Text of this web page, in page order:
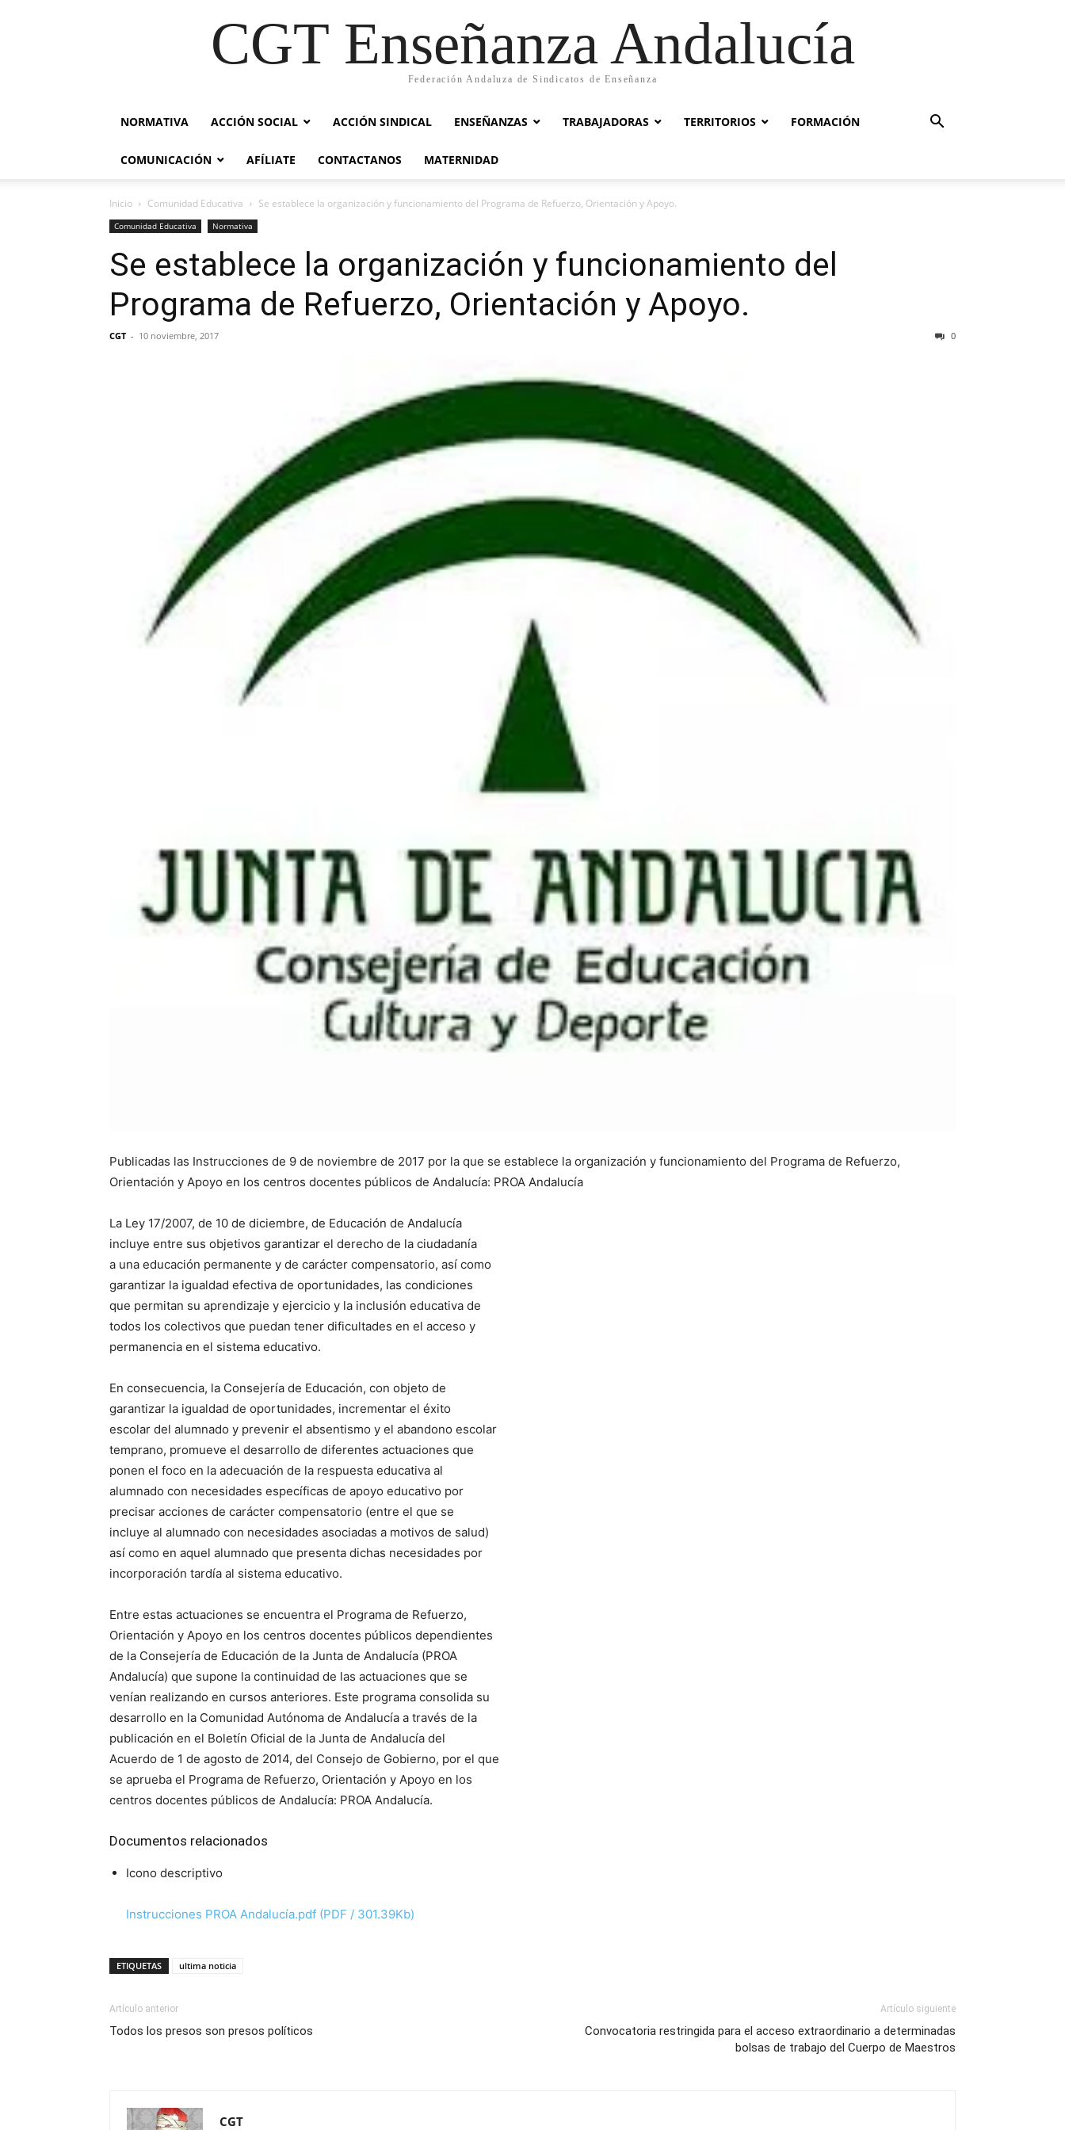
CGT Enseñanza Andalucía
Federación Andaluza de Sindicatos de Enseñanza
NORMATIVA ACCIÓN SOCIAL ACCIÓN SINDICAL ENSEÑANZAS TRABAJADORAS TERRITORIOS FORMACIÓN
COMUNICACIÓN AFÍLIATE CONTACTANOS MATERNIDAD
Inicio Comunidad Educativa Se establece la organización y funcionamiento del Programa de Refuerzo, Orientación y Apoyo.
Comunidad Educativa Normativa
Se establece la organización y funcionamiento del
Programa de Refuerzo, Orientación y Apoyo.
CGT - 10 noviembre, 2017 0
Publicadas las Instrucciones de 9 de noviembre de 2017 por la que se establece la organización y funcionamiento del Programa de Refuerzo,
Orientación y Apoyo en los centros docentes públicos de Andalucía: PROA Andalucía
La Ley 17/2007, de 10 de diciembre, de Educación de Andalucía
incluye entre sus objetivos garantizar el derecho de la ciudadanía
a una educación permanente y de carácter compensatorio, así como
garantizar la igualdad efectiva de oportunidades, las condiciones
que permitan su aprendizaje y ejercicio y la inclusión educativa de
todos los colectivos que puedan tener dificultades en el acceso y
permanencia en el sistema educativo.
En consecuencia, la Consejería de Educación, con objeto de
garantizar la igualdad de oportunidades, incrementar el éxito
escolar del alumnado y prevenir el absentismo y el abandono escolar
temprano, promueve el desarrollo de diferentes actuaciones que
ponen el foco en la adecuación de la respuesta educativa al
alumnado con necesidades específicas de apoyo educativo por
precisar acciones de carácter compensatorio (entre el que se
incluye al alumnado con necesidades asociadas a motivos de salud)
así como en aquel alumnado que presenta dichas necesidades por
incorporación tardía al sistema educativo.
Entre estas actuaciones se encuentra el Programa de Refuerzo,
Orientación y Apoyo en los centros docentes públicos dependientes
de la Consejería de Educación de la Junta de Andalucía (PROA
Andalucía) que supone la continuidad de las actuaciones que se
venían realizando en cursos anteriores. Este programa consolida su
desarrollo en la Comunidad Autónoma de Andalucía a través de la
publicación en el Boletín Oficial de la Junta de Andalucía del
Acuerdo de 1 de agosto de 2014, del Consejo de Gobierno, por el que
se aprueba el Programa de Refuerzo, Orientación y Apoyo en los
centros docentes públicos de Andalucía: PROA Andalucía.
Documentos relacionados
Icono descriptivo
Instrucciones PROA Andalucía.pdf (PDF / 301.39Kb)
ETIQUETAS ultima noticia
Artículo anterior
Todos los presos son presos políticos
Artículo siguiente
Convocatoria restringida para el acceso extraordinario a determinadas
bolsas de trabajo del Cuerpo de Maestros
CGT